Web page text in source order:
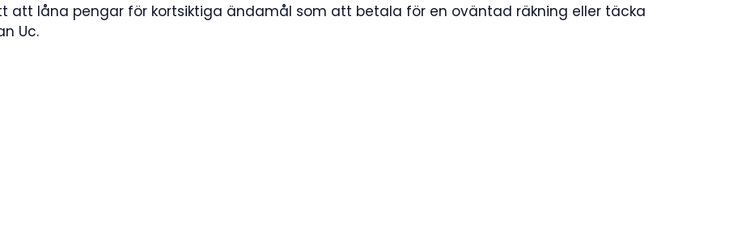
att låna pengar för kortsiktiga ändamål som att betala för en oväntad räkning eller täcka
Uc.